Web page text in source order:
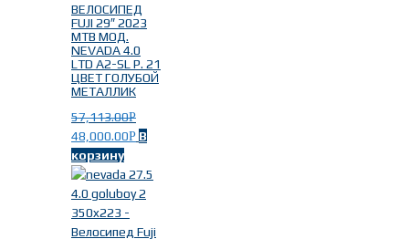
ВЕЛОСИПЕД
FUJI 29″ 2023
MTB МОД.
NEVADA 4.0
LTD A2-SL Р. 21
ЦВЕТ ГОЛУБОЙ
МЕТАЛЛИК
57,113.00Р
48,000.00Р В
корзину